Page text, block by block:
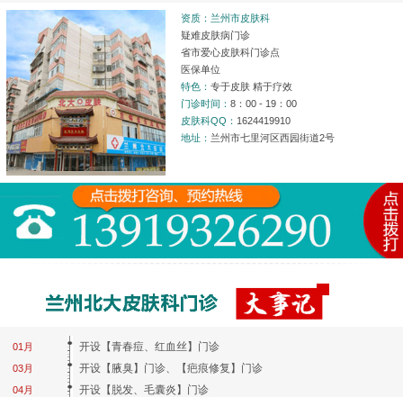
资质：兰州市皮肤科
疑难皮肤病门诊
省市爱心皮肤科门诊点
医保单位
特色：专于皮肤 精于疗效
门诊时间：8：00 - 19：00
皮肤科QQ： 1624419910
地址： 兰州市七里河区西园街道2号
01月
03月
04月
开设【青春痘、红血丝】门诊
开设【腋臭】门诊、【疤痕修复】门诊
开设【脱发、毛囊炎】门诊